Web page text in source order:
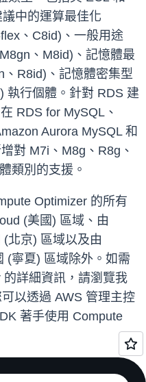
中的運算最佳化
、C8id)、一般用途
、M8id)、記憶體最
R8id)、記憶體密集型
執行個體。針對 RDS 建
RDS for MySQL、
Aurora MySQL 和
對 M7i、M8g、R8g、
類別的支援。
Optimizer 的所有
(美國) 區域、由
北京) 區域以及由
(寧夏) 區域除外。如需
詳細資訊，請瀏覽我
可以透過 AWS 管理主控
著手使用 Compute